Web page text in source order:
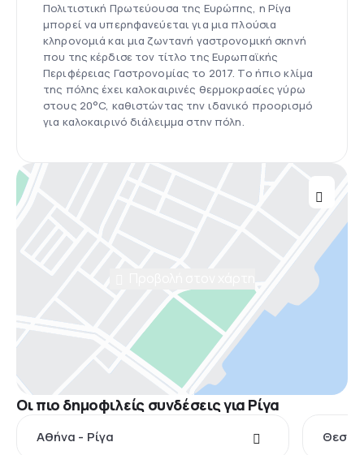
Πολιτιστική Πρωτεύουσα της Ευρώπης, η Ρίγα
μπορεί να υπερηφανεύεται για μια πλούσια
κληρονομιά και μια ζωντανή γαστρονομική σκηνή
που της κέρδισε τον τίτλο της Ευρωπαϊκής
Περιφέρειας Γαστρονομίας το 2017. Το ήπιο κλίμα
της πόλης έχει καλοκαιρινές θερμοκρασίες γύρω
στους 20°C, καθιστώντας την ιδανικό προορισμό
για καλοκαιρινό διάλειμμα στην πόλη.
Οι πιο δημοφιλείς συνδέσεις για Ρίγα
Αθήνα - Ρίγα